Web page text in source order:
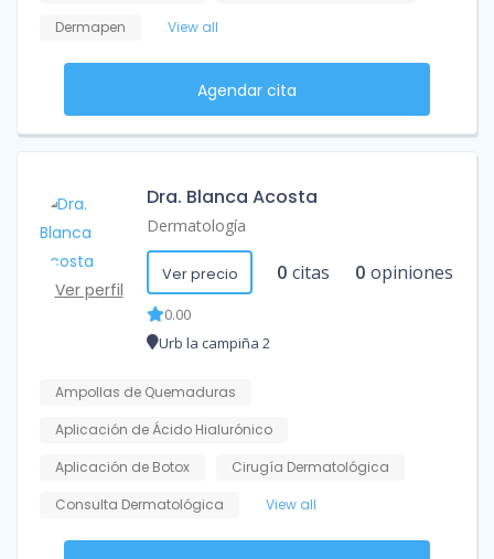
Dermapen
View all
Agendar cita
Ver perfil
Dra. Blanca Acosta
Dermatología
Ver precio 0 citas 0 opiniones
0.00
Urb la campiña 2
Ampollas de Quemaduras
Aplicación de Ácido Hialurónico
Aplicación de Botox
Cirugía Dermatológica
Consulta Dermatológica
View all